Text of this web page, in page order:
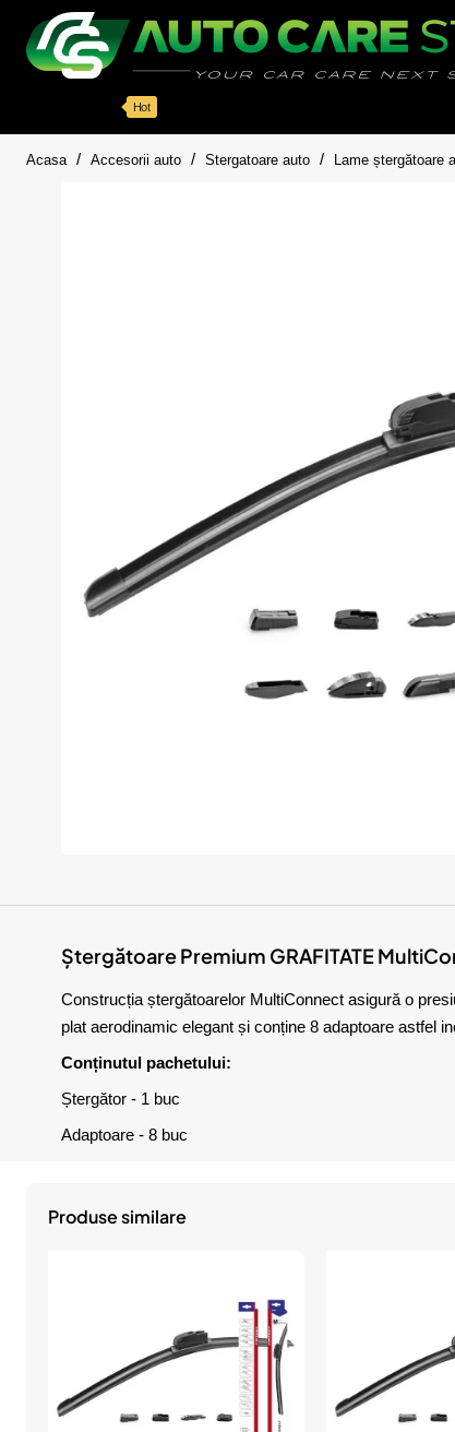
Hot
Acasa homeAccesorii auto Stergatoare auto Lame ștergătoare
Momentan indisponibil
Ștergătoare Premium GRAFITATE
Construcția ștergătoarelor MultiConnect asigură o
plat aerodinamic elegant și conține 8 adaptoare astfel
Conținutul pachetului:
Ștergător - 1 buc
Adaptoare - 8 buc
Produse similare